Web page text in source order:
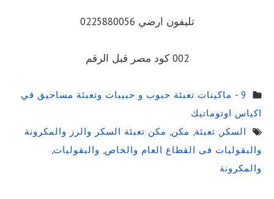
تليفون ارضي 0225880056
002 كود مصر قبل الرقم
9 - ماكينات تعبئة حبوب و حبيبات وتعبئة مساحيق في
اكياس اوتوماتيك
السكر , تعبئة, مكن, مكن تعبئة السكر والرز والمكرونة
والبقوليات فى القطاع العام والخاص, والبقوليات,
والمكرونة